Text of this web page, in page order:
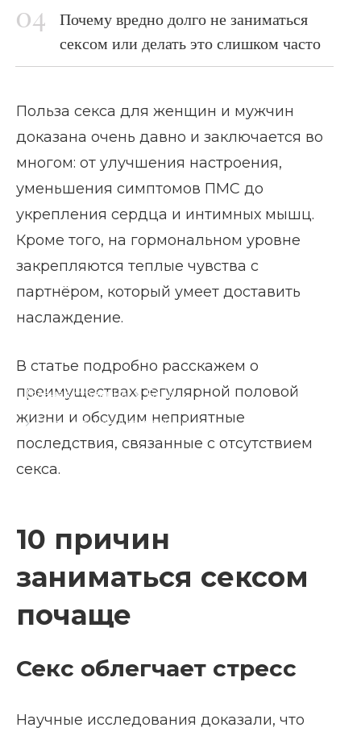
Главная страница
Блог
Польза секса для женщин
Почему вредно долго не заниматься
сексом или делать это слишком часто
Польза секса для женщин и мужчин
доказана очень давно и заключается во
многом: от улучшения настроения,
уменьшения симптомов ПМС до
укрепления сердца и интимных мышц.
Кроме того, на гормональном уровне
закрепляются теплые чувства с
партнёром, который умеет доставить
наслаждение.
В статье подробно расскажем о
преимуществах регулярной половой
жизни и обсудим неприятные
последствия, связанные с отсутствием
секса.
10 причин
заниматься сексом
почаще
Секс облегчает стресс
Научные исследования доказали, что